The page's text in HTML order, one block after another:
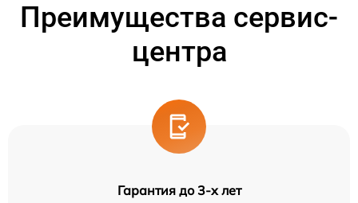
Преимущества сервис-
центра
Гарантия до 3-х лет